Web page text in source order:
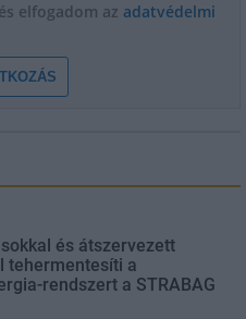
elfogadom az adatvédelmi
és átszervezett
tehermentesíti a
rendszert a STRABAG